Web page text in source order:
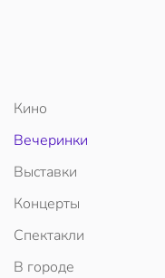
Кино
Вечеринки
Выставки
Концерты
Спектакли
В городе